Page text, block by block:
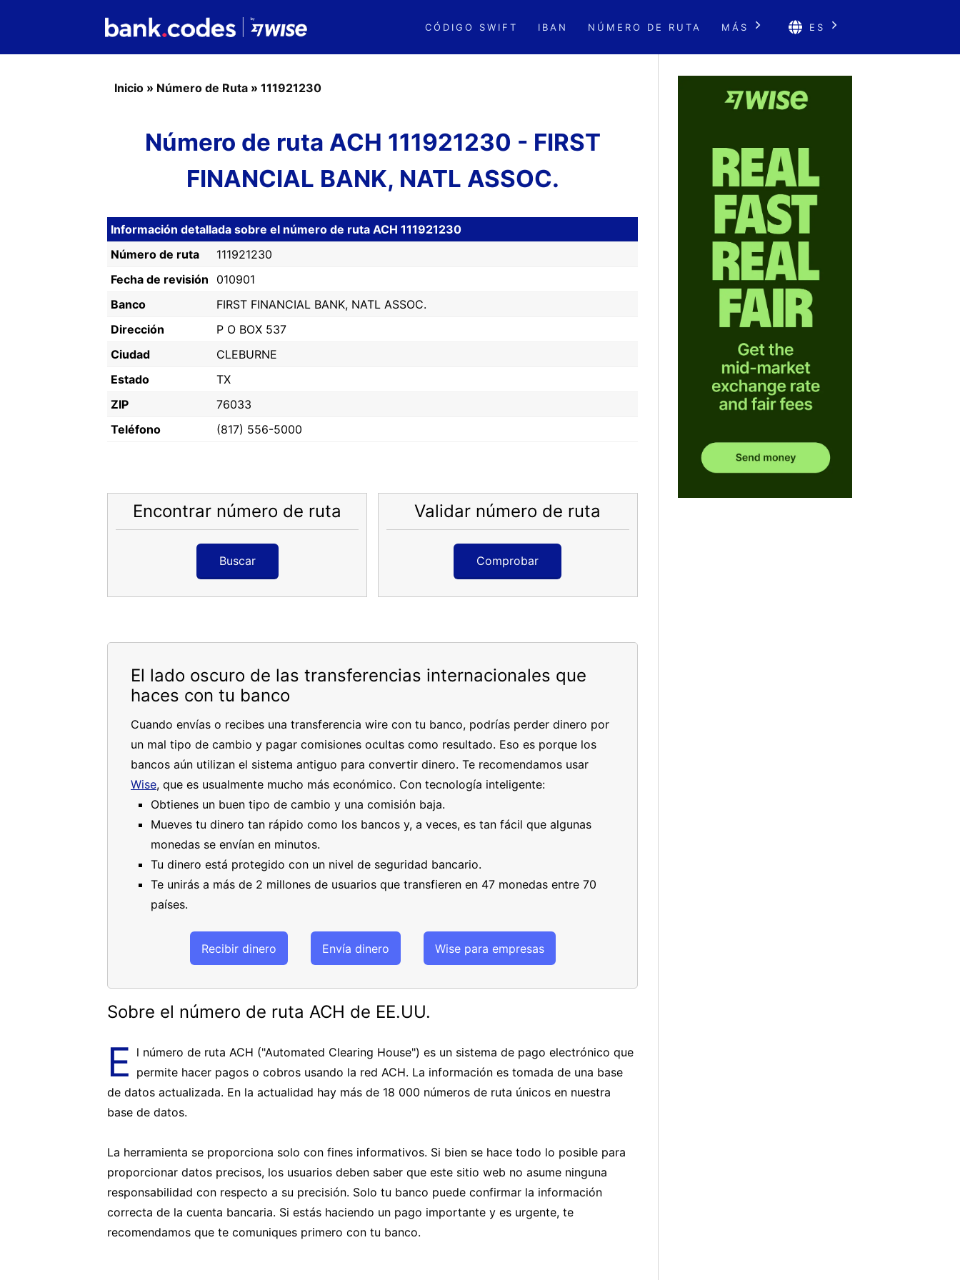
CÓDIGO SWIFT IBAN NÚMERO DE RUTA MÁS ES
Inicio » Número de Ruta » 111921230
Número de ruta ACH 111921230 - FIRST
FINANCIAL BANK, NATL ASSOC.
Información detallada sobre el número de ruta ACH 111921230
Número de ruta
111921230
Fecha de revisión
010901
Banco
FIRST FINANCIAL BANK, NATL ASSOC.
Dirección
P O BOX 537
Ciudad
CLEBURNE
Estado
TX
ZIP
76033
Teléfono
(817) 556-5000
Encontrar número de ruta
Buscar
Validar número de ruta
Comprobar
El lado oscuro de las transferencias internacionales que
haces con tu banco
Cuando envías o recibes una transferencia wire con tu banco, podrías perder dinero por
un mal tipo de cambio y pagar comisiones ocultas como resultado. Eso es porque los
bancos aún utilizan el sistema antiguo para convertir dinero. Te recomendamos usar
Wise, que es usualmente mucho más económico. Con tecnología inteligente:
Obtienes un buen tipo de cambio y una comisión baja.
Mueves tu dinero tan rápido como los bancos y, a veces, es tan fácil que algunas
monedas se envían en minutos.
Tu dinero está protegido con un nivel de seguridad bancario.
Te unirás a más de 2 millones de usuarios que transfieren en 47 monedas entre 70
países.
Recibir dinero Envía dinero Wise para empresas
Sobre el número de ruta ACH de EE.UU.
E l número de ruta ACH ("Automated Clearing House") es un sistema de pago electrónico que
permite hacer pagos o cobros usando la red ACH. La información es tomada de una base
de datos actualizada. En la actualidad hay más de 18 000 números de ruta únicos en nuestra
base de datos.
La herramienta se proporciona solo con fines informativos. Si bien se hace todo lo posible para
proporcionar datos precisos, los usuarios deben saber que este sitio web no asume ninguna
responsabilidad con respecto a su precisión. Solo tu banco puede confirmar la información
correcta de la cuenta bancaria. Si estás haciendo un pago importante y es urgente, te
recomendamos que te comuniques primero con tu banco.